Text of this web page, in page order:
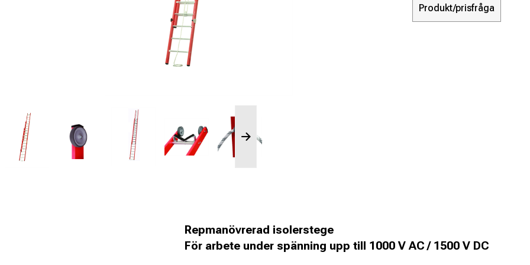
Produkt/prisfråga
Repmanövrerad isolerstege
För arbete under spänning upp till 1000 V AC / 1500 V DC